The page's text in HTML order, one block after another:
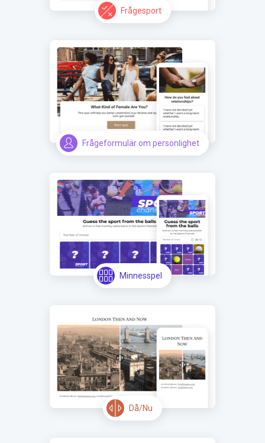
Frågesport
Frågeformulär om personlighet
Minnesspel
Då/Nu